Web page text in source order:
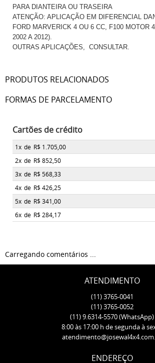
PARA DIANTEIRA OU TRASEIRA
ATENÇÃO: APLICAÇÃO EM DIFERENCIAL
FORD MARVERICK 4 OU 6 CC, F100 MOTOR
2002 A 2012).
OUTRAS APLICAÇÕES, CONSULTAR.
PRODUTOS RELACIONADOS
FORMAS DE PARCELAMENTO
Cartões de crédito
1x de R$ 1.705,00
2x de R$ 852,50
3x de R$ 568,33
4x de R$ 426,25
5x de R$ 341,00
6x de R$ 284,17
Carregando comentários ...
ATENDIMENTO
(11)3765-0041
(11)3765-0052
(11)9.6314-5570(WhatsApp)
8:00 às 17:00 h de segunda à
ENDEREÇO